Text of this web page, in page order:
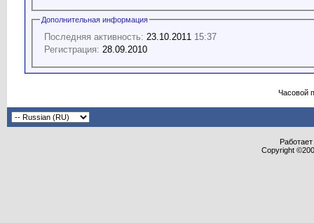
Дополнительная информация
Последняя активность: 23.10.2011 15:37
Регистрация: 28.09.2010
Часовой
Copyright